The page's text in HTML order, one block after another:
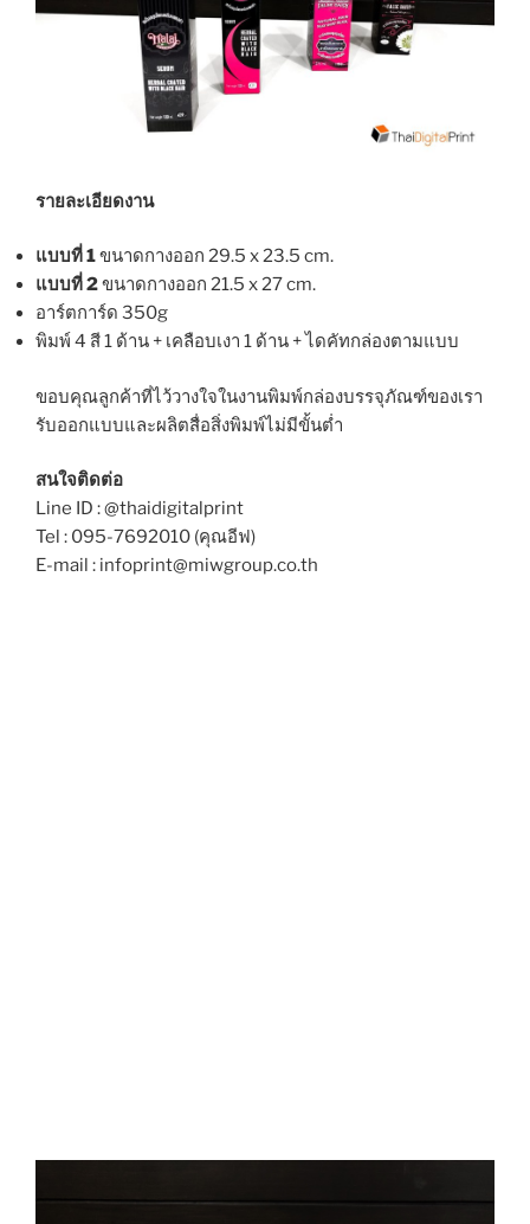
รายละเอียดงาน
แบบที่ 1ขนาดกางออก 29.5 x 23.5 cm.
แบบที่ 2ขนาดกางออก 21.5 x 27 cm.
อาร์ตการ์ด 350g
พิมพ์ 4 สี 1 ด้าน + เคลือบเงา 1 ด้าน + ไดคัทกล่องตามแบบ
ขอบคุณลูกค้าที่ไว้วางใจในงานพิมพ์กล่องบรรจุภัณฑ์ของเรา
รับออกแบบและผลิตสื่อสิ่งพิมพ์ไม่มีขั้นต่ำ
สนใจติดต่อ
Line ID : @thaidigitalprint
Tel : 095-7692010 (คุณอีฟ)
E-mail : infoprint@miwgroup.co.th